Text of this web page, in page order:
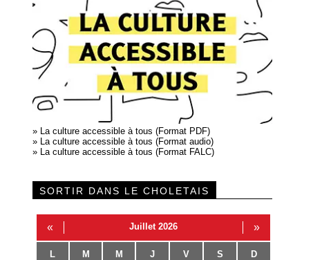
» La culture accessible à tous (Format PDF)
» La culture accessible à tous (Format audio)
» La culture accessible à tous (Format FALC)
SORTIR DANS LE CHOLETAIS
« Juillet 2026 »
L M M J V S D